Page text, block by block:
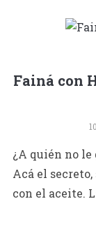
Fainá con
¿A quién no
Acá el
con el aceite.